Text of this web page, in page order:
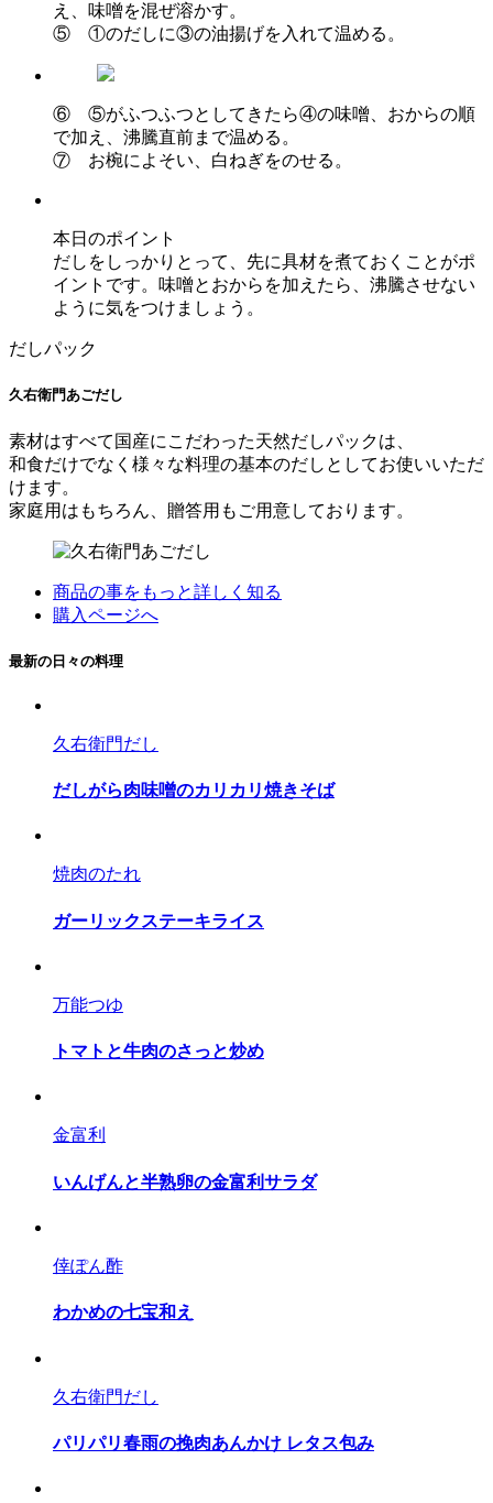
え、味噌を混ぜ溶かす。
⑤ ①のだしに③の油揚げを入れて温める。
⑥ ⑤がふつふつとしてきたら④の味噌、おからの順
で加え、沸騰直前まで温める。
⑦ お椀によそい、白ねぎをのせる。
本日のポイント
だしをしっかりとって、先に具材を煮ておくことがポ
イントです。味噌とおからを加えたら、沸騰させない
ように気をつけましょう。
だしパック
久右衛門あごだし
素材はすべて国産にこだわった天然だしパックは、
和食だけでなく様々な料理の基本のだしとしてお使いいただ
けます。
家庭用はもちろん、贈答用もご用意しております。
商品の事をもっと詳しく知る
購入ページへ
最新の日々の料理
久右衛門だし
だしがら肉味噌のカリカリ焼きそば
焼肉のたれ
ガーリックステーキライス
万能つゆ
トマトと牛肉のさっと炒め
金富利
いんげんと半熟卵の金富利サラダ
倖ぽん酢
わかめの七宝和え
久右衛門だし
パリパリ春雨の挽肉あんかけ レタス包み